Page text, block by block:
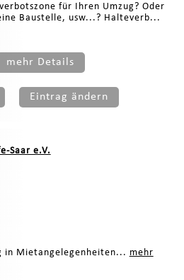
für Ihren Umzug? Oder
Baustelle, usw...? Halteverb...
mehr Details
Eintrag ändern
Saar e.V.
in Mietangelegenheiten... mehr